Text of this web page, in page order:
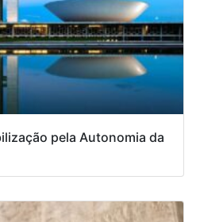
pela Autonomia da